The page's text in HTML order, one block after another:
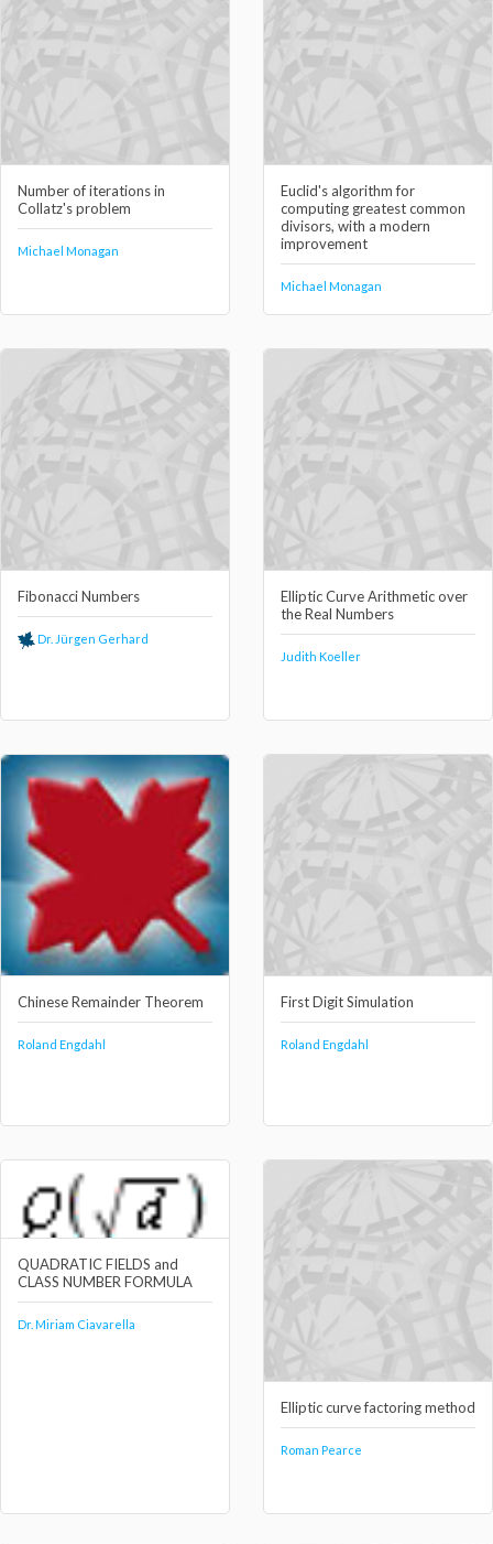
Number of iterations in
Collatz's problem
Michael Monagan
Euclid's algorithm for
computing greatest common
divisors, with a modern
improvement
Michael Monagan
Fibonacci Numbers
Dr. Jürgen Gerhard
Elliptic Curve Arithmetic over
the Real Numbers
Judith Koeller
Chinese Remainder Theorem
Roland Engdahl
First Digit Simulation
Roland Engdahl
QUADRATIC FIELDS and
CLASS NUMBER FORMULA
Dr. Miriam Ciavarella
Elliptic curve factoring method
Roman Pearce